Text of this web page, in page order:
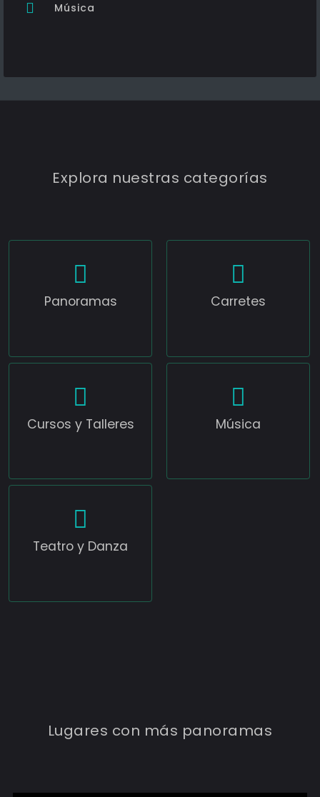
Música
Explora nuestras categorías
Panoramas Carretes
Cursos y Talleres Música
Teatro y Danza
Lugares con más panoramas
8 Eventos